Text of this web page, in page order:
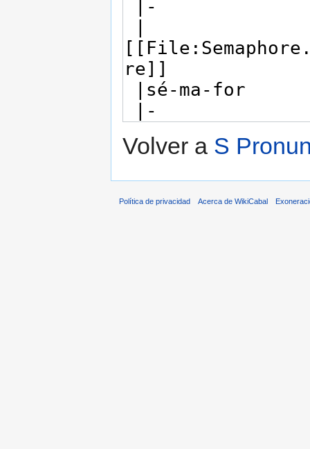
Volver a S
Política de privacidad Acerca de WikiCabal